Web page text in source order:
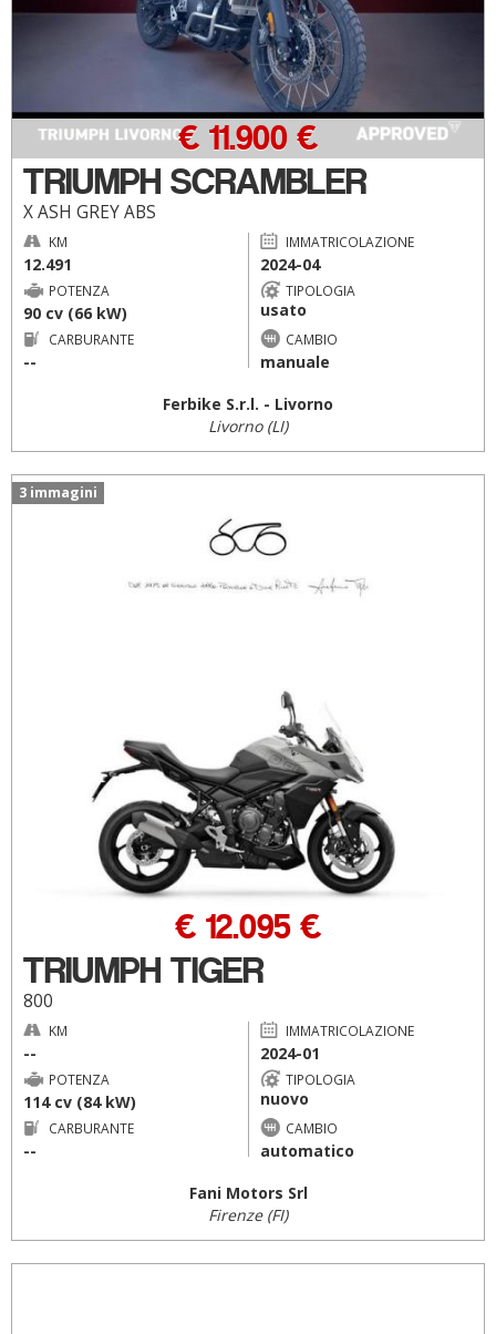
TRIUMPH SCRAMBLER
X ASH GREY ABS
€ 11.900 €
KM
12.491
IMMATRICOLAZIONE
2024-04
POTENZA
90 cv (66 kW)
TIPOLOGIA
usato
CARBURANTE
--
CAMBIO
manuale
Ferbike S.r.l. - Livorno
Livorno (LI)
3 immagini
TRIUMPH TIGER
800
€ 12.095 €
KM
--
IMMATRICOLAZIONE
2024-01
POTENZA
114 cv (84 kW)
TIPOLOGIA
nuovo
CARBURANTE
--
CAMBIO
automatico
Fani Motors Srl
Firenze (FI)